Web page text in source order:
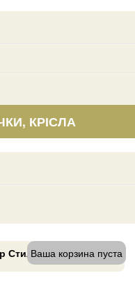
КРІСЛА
Ваша корзина пуста
Стиль